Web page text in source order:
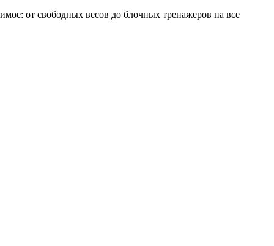
от свободных весов до блочных тренажеров на все